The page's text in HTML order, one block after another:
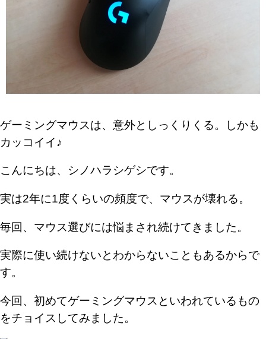
ゲーミングマウスは、意外としっくりくる。しかも
カッコイイ♪
こんにちは、シノハラシゲシです。
実は2年に1度くらいの頻度で、マウスが壊れる。
毎回、マウス選びには悩まされ続けてきました。
実際に使い続けないとわからないこともあるからで
す。
今回、初めてゲーミングマウスといわれているもの
をチョイスしてみました。